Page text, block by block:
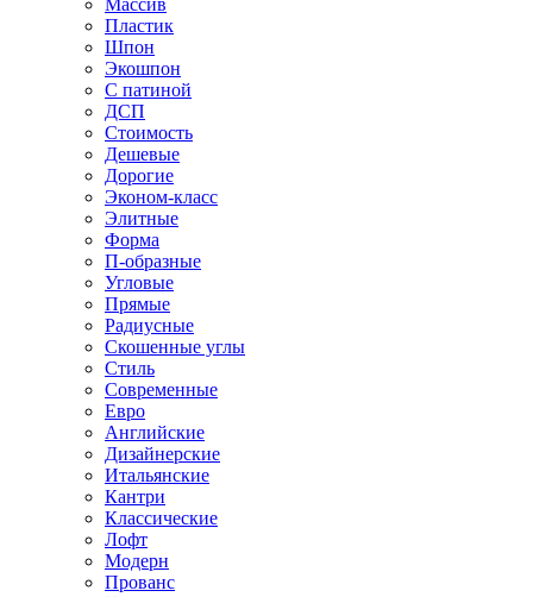
Массив
Пластик
Шпон
Экошпон
С патиной
ДСП
Стоимость
Дешевые
Дорогие
Эконом-класс
Элитные
Форма
П-образные
Угловые
Прямые
Радиусные
Скошенные углы
Стиль
Современные
Евро
Английские
Дизайнерские
Итальянские
Кантри
Классические
Лофт
Модерн
Прованс